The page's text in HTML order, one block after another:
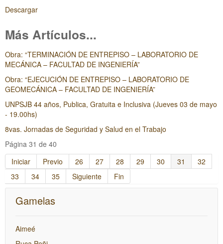
Descargar
Más Artículos...
Obra: “TERMINACIÓN DE ENTREPISO – LABORATORIO DE
MECÁNICA – FACULTAD DE INGENIERÍA”
Obra: “EJECUCIÓN DE ENTREPISO – LABORATORIO DE
GEOMECÁNICA – FACULTAD DE INGENIERÍA”
UNPSJB 44 años, Publica, Gratuita e Inclusiva (Jueves 03 de mayo
- 19.00hs)
8vas. Jornadas de Seguridad y Salud en el Trabajo
Página 31 de 40
Iniciar
Previo 26 27 28 29 30 31
32
33
34 35 Siguiente Fin
Gamelas
Aimeé